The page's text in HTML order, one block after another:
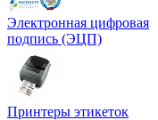
Электронная цифровая
подпись (ЭЦП)
Принтеры этикеток